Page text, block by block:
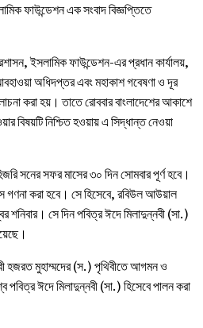
ফাউন্ডেশন এক সংবাদ বিজ্ঞপ্তিতে
ইসলামিক ফাউন্ডেশন-এর প্রধান কার্যালয়,
অধিদপ্তর এবং মহাকাশ গবেষণা ও দূর
করা হয়। তাতে রোববার বাংলাদেশের আকাশে
বিষয়টি নিশ্চিত হওয়ায় এ সিদ্ধান্ত নেওয়া
সনের সফর মাসের ৩০ দিন সোমবার পূর্ণ হবে।
গণনা করা হবে। সে হিসেবে, রবিউল আউয়াল
শনিবার। সে দিন পবিত্র ঈদে মিলাদুন্নবী (সা.)
হজরত মুহাম্মদের (স.) পৃথিবীতে আগমন ও
পবিত্র ঈদে মিলাদুন্নবী (সা.) হিসেবে পালন করা